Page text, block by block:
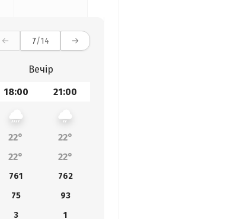
7/14
Вечір
18:00 21:00
22°
22°
22° 22°
761
762
75
93
3
1